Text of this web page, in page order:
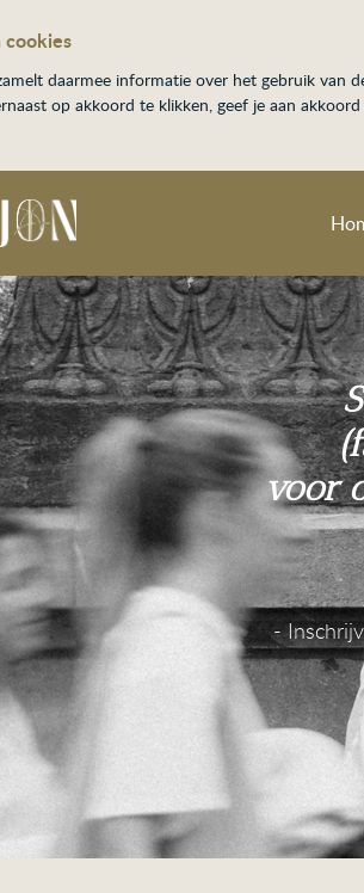
cookies
daarmee informatie over het gebruik
op akkoord te klikken, geef je aan
voor
-